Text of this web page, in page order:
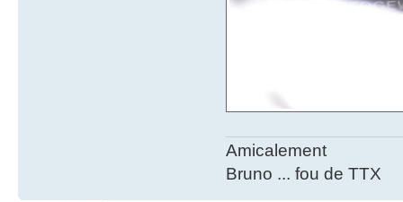
Amicalement
Bruno ... fou de TTX